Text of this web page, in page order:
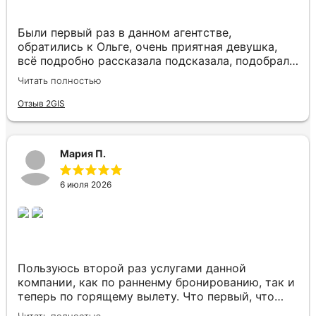
Были первый раз в данном агентстве,
обратились к Ольге, очень приятная девушка,
всё подробно рассказала подсказала, подобрала
нам отличный отель в Таиланде по хорошей
цене, отель вживую оказался ещё красивее чем
на фото, нас привезли увезли, всё отлично,
Читать полностью
Отзыв 2GIS
Мария П.
6 июля 2026
Пользуюсь второй раз услугами данной
компании, как по ранненму бронированию, так и
теперь по горящему вылету. Что первый, что
второй раз путёвки подобраны под наши